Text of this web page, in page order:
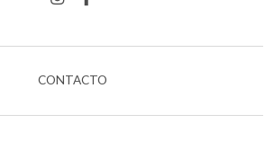
CONTACTO